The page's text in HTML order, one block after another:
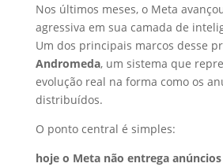
Nos últimos meses, o Meta
agressiva em sua camada de
Um dos principais marcos desse
Andromeda, um sistema que
evolução real na forma como os
distribuídos.
O ponto central é simples:
hoje o Meta não entrega